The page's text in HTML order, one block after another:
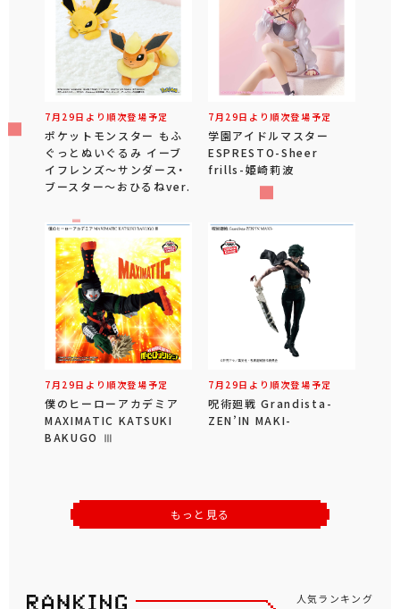
7月29日より順次登場予定
ポケットモンスター もふ
ぐっとぬいぐるみ イーブ
イフレンズ～サンダース・
ブースター～おひるねver.
7月29日より順次登場予定
学園アイドルマスター
ESPRESTO-Sheer
frills-姫崎莉波
7月29日より順次登場予定
僕のヒーローアカデミア
MAXIMATIC KATSUKI
BAKUGO Ⅲ
7月29日より順次登場予定
呪術廻戦 Grandista-
ZEN’IN MAKI-
もっと見る
人気ランキング